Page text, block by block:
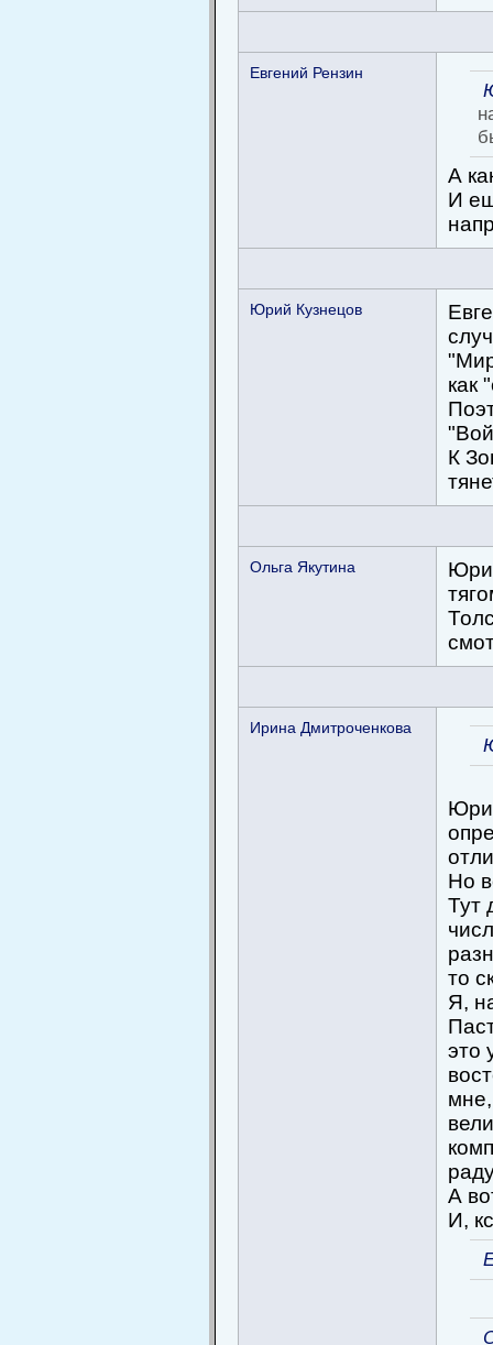
Евгений Рензин
А
И
Юрий Кузнецов
как
К
Ольга Якутина
Ирина Дмитроченкова
Но
Тут
то
Я,
это
А
И,